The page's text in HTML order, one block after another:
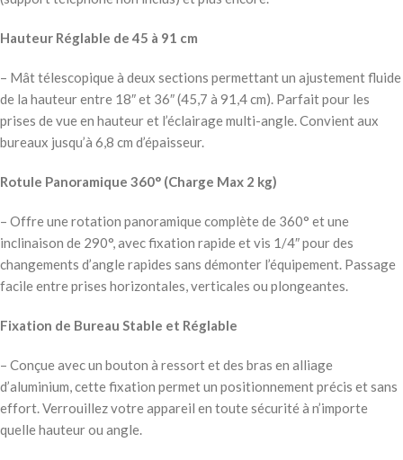
Hauteur Réglable de 45 à 91 cm
– Mât télescopique à deux sections permettant un ajustement fluide
de la hauteur entre 18″ et 36″ (45,7 à 91,4 cm). Parfait pour les
prises de vue en hauteur et l’éclairage multi-angle. Convient aux
bureaux jusqu’à 6,8 cm d’épaisseur.
Rotule Panoramique 360° (Charge Max 2 kg)
– Offre une rotation panoramique complète de 360° et une
inclinaison de 290°, avec fixation rapide et vis 1/4″ pour des
changements d’angle rapides sans démonter l’équipement. Passage
facile entre prises horizontales, verticales ou plongeantes.
Fixation de Bureau Stable et Réglable
– Conçue avec un bouton à ressort et des bras en alliage
d’aluminium, cette fixation permet un positionnement précis et sans
effort. Verrouillez votre appareil en toute sécurité à n’importe
quelle hauteur ou angle.